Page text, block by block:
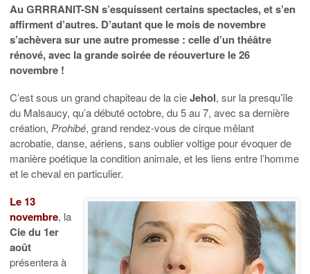
Au GRRRANIT-SN s’esquissent certains spectacles, et s’en
affirment d’autres. D’autant que le mois de novembre
s’achèvera sur une autre promesse : celle d’un théâtre
rénové, avec la grande soirée de réouverture le 26
novembre !
C’est sous un grand chapiteau de la cieJehol, sur la presqu’île
du Malsaucy, qu’a débuté octobre, du 5 au 7, avec sa dernière
création, Prohibé, grand rendez-vous de cirque mêlant
acrobatie, danse, aériens, sans oublier voltige pour évoquer de
manière poétique la condition animale, et les liens entre l’homme
et le cheval en particulier.
Le 13
novembre, la
Cie du 1er
août
présentera à